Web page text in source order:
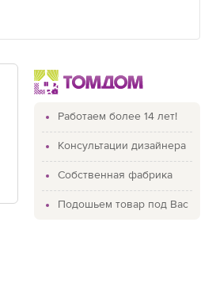
Работаем более 14 лет!
Консультации дизайнера
Собственная фабрика
Подошьем товар под Вас